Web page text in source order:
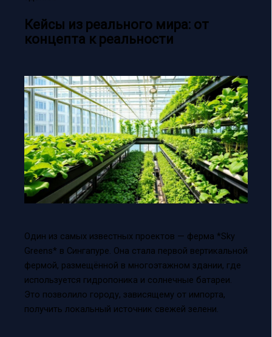
Кейсы из реального мира: от
концепта к реальности
Один из самых известных проектов — ферма *Sky
Greens* в Сингапуре. Она стала первой вертикальной
фермой, размещённой в многоэтажном здании, где
используется гидропоника и солнечные батареи.
Это позволило городу, зависящему от импорта,
получить локальный источник свежей зелени.